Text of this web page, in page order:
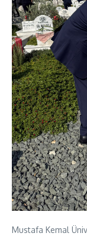
Mustafa Kemal